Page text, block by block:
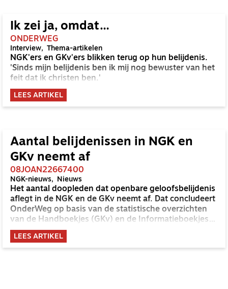
Ik zei ja, omdat…
ONDERWEG
Interview Thema-artikelen
NGK'ers en GKv'ers blikken terug op hun belijdenis.
'Sinds mijn belijdenis ben ik mij nog bewuster van het
feit dat ik christen ben.'
LEES ARTIKEL
Aantal belijdenissen in NGK en
GKv neemt af
08JOAN22667400
NGK-nieuws Nieuws
Het aantal doopleden dat openbare geloofsbelijdenis
aflegt in de NGK en de GKv neemt af. Dat concludeert
OnderWeg op basis van de statistische overzichten
van de Handboekjes (GKv) en de Informatieboekjes
(NGK) van de afgelopen dertig jaar.
LEES ARTIKEL